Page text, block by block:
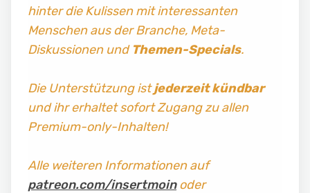
hinter die Kulissen mit interessanten
Menschen aus der Branche, Meta-
Diskussionen und Themen-Specials.
Die Unterstützung istjederzeit kündbar
und ihr erhaltet sofort Zugang zu allen
Premium-only-Inhalten!
Alle weiteren Informationen auf
patreon.com/insertmoinoder